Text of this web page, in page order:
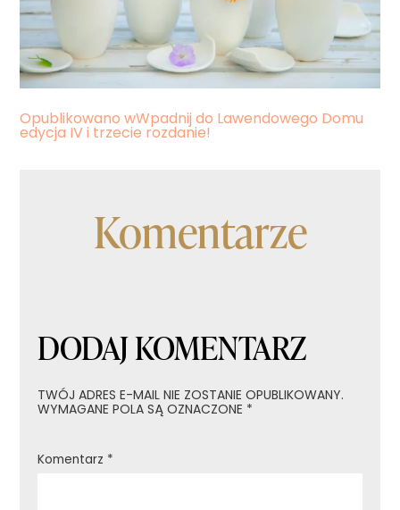
Nawigacja
Opublikowano wWpadnij do Lawendowego Domu
edycja IV i trzecie rozdanie!
Komentarze
DODAJ KOMENTARZ
TWÓJ ADRES E-MAIL NIE ZOSTANIE OPUBLIKOWANY.
WYMAGANE POLA SĄ OZNACZONE *
Komentarz *